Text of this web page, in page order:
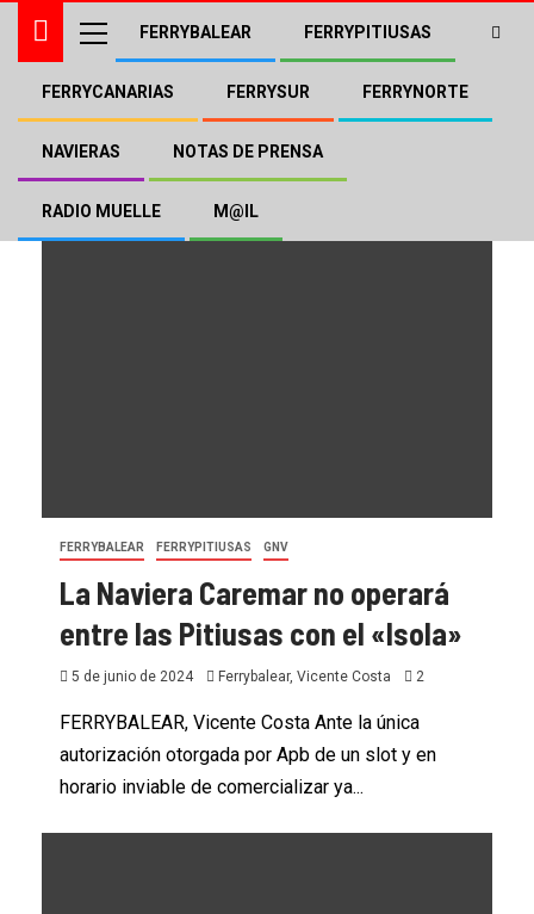
FERRYBALEAR FERRYPITIUSAS
FERRYCANARIAS FERRYSUR FERRYNORTE
NAVIERAS NOTAS DE PRENSA
RADIO MUELLE M@IL
Isola di Vulcano
FERRYBALEAR FERRYPITIUSAS GNV
La Naviera Caremar no operará
entre las Pitiusas con el «Isola»
5 de junio de 2024 Ferrybalear, Vicente Costa 2
FERRYBALEAR, Vicente Costa Ante la única
autorización otorgada por Apb de un slot y en
horario inviable de comercializar ya...